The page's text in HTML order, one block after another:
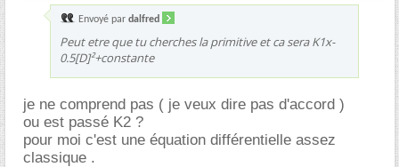
Envoyé par dalfred
Peut etre que tu cherches la primitive et ca sera K1x-
0.5[D]²+constante
je ne comprend pas ( je veux dire pas d'accord )
ou est passé K2 ?
pour moi c'est une équation différentielle assez
classique .